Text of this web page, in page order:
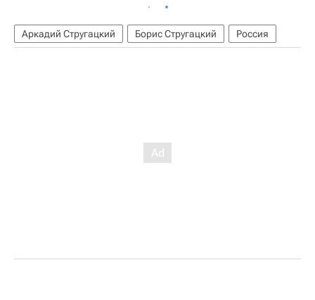
Аркадий Стругацкий Борис Стругацкий Россия